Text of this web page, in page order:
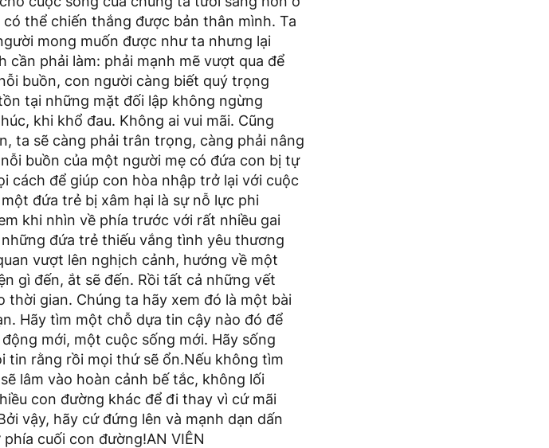
thể chiến thắng được bản thân mình. Ta
mong muốn được như ta nhưng lại
cần phải làm: phải mạnh mẽ vượt qua để
buồn, con người càng biết quý trọng
tại những mặt đối lập không ngừng
khi khổ đau. Không ai vui mãi. Cũng
ta sẽ càng phải trân trọng, càng phải nâng
buồn của một người mẹ có đứa con bị tự
cách để giúp con hòa nhập trở lại với cuộc
đứa trẻ bị xâm hại là sự nỗ lực phi
khi nhìn về phía trước với rất nhiều gai
đứa trẻ thiếu vắng tình yêu thương
vượt lên nghịch cảnh, hướng về một
gì đến, ắt sẽ đến. Rồi tất cả những vết
gian. Chúng ta hãy xem đó là một bài
Hãy tìm một chỗ dựa tin cậy nào đó để
mới, một cuộc sống mới. Hãy sống
tin rằng rồi mọi thứ sẽ ổn.Nếu không tìm
lâm vào hoàn cảnh bế tắc, không lối
con đường khác để đi thay vì cứ mãi
vậy, hãy cứ đứng lên và mạnh dạn dấn
cuối con đường!AN VIÊN